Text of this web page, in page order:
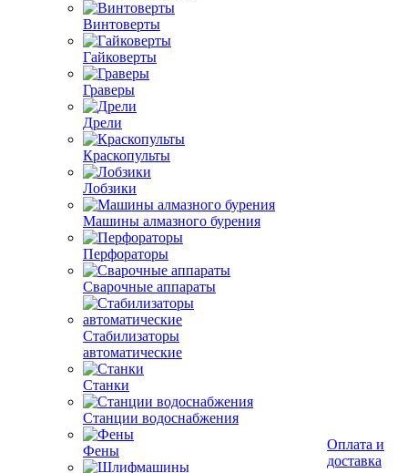
Винтоверты
Гайковерты
Граверы
Дрели
Краскопульты
Лобзики
Машины алмазного бурения
Перфораторы
Сварочные аппараты
Стабилизаторы
автоматические
Станки
Станции водоснабжения
Фены
Оплата и
доставка